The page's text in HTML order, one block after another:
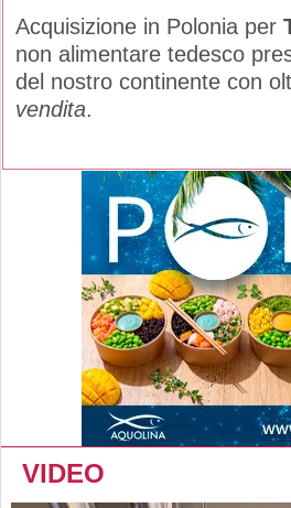
Acquisizione in Polonia per
non alimentare tedesco
del nostro continente con
vendita.
VIDEO